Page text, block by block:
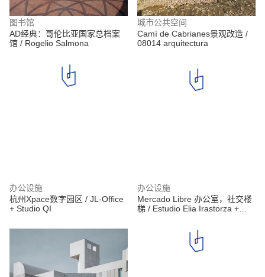
图书馆
AD经典：哥伦比亚国家总档案
馆 / Rogelio Salmona
城市公共空间
Camí de Cabrianes景观改造 /
08014 arquitectura
办公设施
杭州Xpace数字园区 / JL-Office
+ Studio QI
办公设施
Mercado Libre 办公室，社交楼
梯 / Estudio Elia Irastorza +